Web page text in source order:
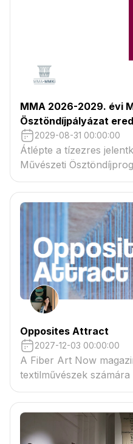
MMA 2026-2029. évi
Ösztöndíjpályázat
2029-08-31 00:00:00
Átlépte a tízezres
Művészeti
tartaléklistás pályázók
csatolmányban
Opposites Attract
2027-12-03 00:00:00
A Fiber Art Now
textilművészek számára